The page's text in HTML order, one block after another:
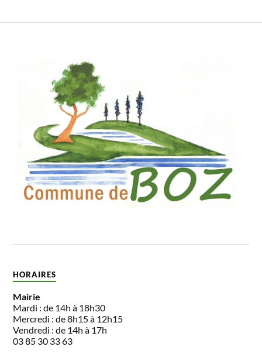
HORAIRES
Mairie
Mardi : de 14h à 18h30
Mercredi : de 8h15 à 12h15
Vendredi : de 14h à 17h
03 85 30 33 63